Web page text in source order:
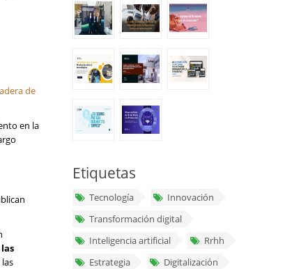
de
en la
Etiquetas
Tecnología
Innovación
Transformación digital
Inteligencia artificial
Rrhh
Estrategia
Digitalización